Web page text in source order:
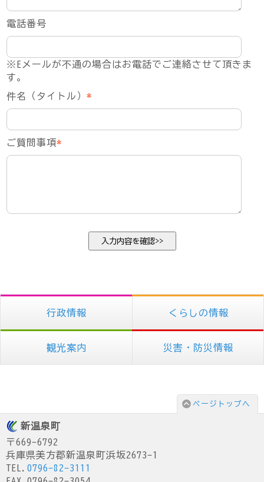
電話番号
※Eメールが不通の場合はお電話でご連絡させて頂きま
す。
件名（タイトル）*
ご質問事項*
行政情報 くらしの情報
観光案内 災害・防災情報
ページトップへ
新温泉町
〒669-6792
兵庫県美方郡新温泉町浜坂2673-1
TEL. 0796-82-3111